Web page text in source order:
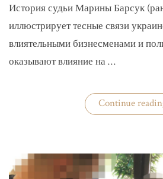
История судьи Марины Барсук
иллюстрирует тесные связи
влиятельными бизнесменами и
оказывают влияние на …
Continue